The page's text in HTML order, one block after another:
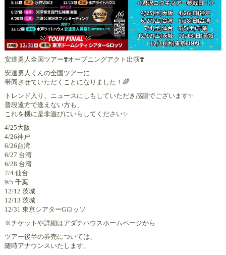
安達勇人全国ツアー❣️オープニングアクト出演❣️
安達勇人くんの全国ツアーに
帯同させていただくことになりました！🌈
トレンド入り、ニュースにしもしていただき感謝でございます✨
普段遠方で逢えない方も、
これを機に是非遊びにいらしてください✨
4/25大阪
4/26神戸
6/26台湾
6/27 台湾
6/28 台湾
7/4 仙台
9/5 千葉
12/12 茨城
12/13 茨城
12/31 東京シアターGロッソ
※チケットや詳細はアダチハウスホームページから
ツアー後半の券売については、
随時アナウンスいたします。